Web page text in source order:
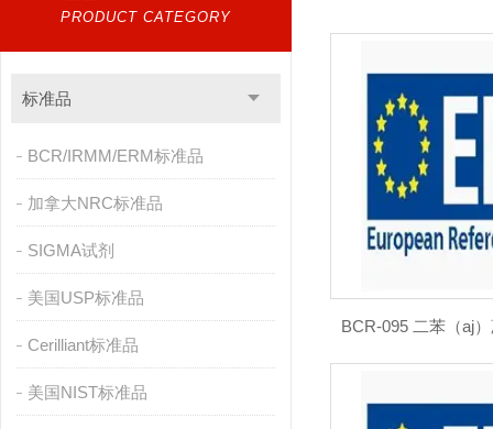
PRODUCT CATEGORY
标准品
BCR/IRMM/ERM标准品
加拿大NRC标准品
SIGMA试剂
美国USP标准品
Cerilliant标准品
美国NIST标准品
BCR-095 二苯（aj